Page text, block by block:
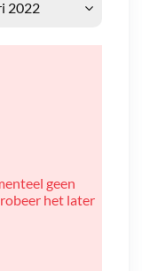
geen
het later